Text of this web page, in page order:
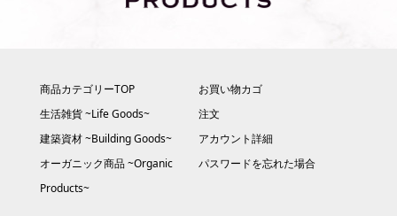
商品カテゴリーTOP
生活雑貨 ~Life Goods~
建築資材 ~Building Goods~
オーガニック商品 ~Organic
Products~
お買い物カゴ
注文
アカウント詳細
パスワードを忘れた場合